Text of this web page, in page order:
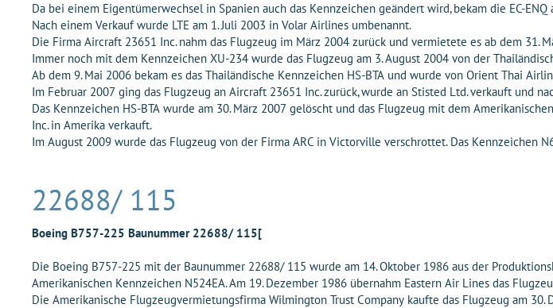
Da bei einem Eigentümerwechsel in Spanien auch das Kennzeichen geändert wird, bekam die EC-
Nach einem Verkauf wurde LTE am 1. Juli 2003 in Volar Airlines umbenannt.
Die Firma Aircraft 23651 Inc. nahm das Flugzeug im März 2004 zurück und vermietete es ab dem 31.
Immer noch mit dem Kennzeichen XU-234 wurde das Flugzeug am 3. August 2004 von der
Ab dem 9. Mai 2006 bekam es das Thailändische Kennzeichen HS-BTA und wurde von Orient Thai
Im Februar 2007 ging das Flugzeug an Aircraft 23651 Inc. zurück, wurde an Stisted Ltd. verkauft und
Das Kennzeichen HS-BTA wurde am 30. März 2007 gelöscht und das Flugzeug mit dem
Inc. in Amerika verkauft.
Im August 2009 wurde das Flugzeug von der Firma ARC in Victorville verschrottet. Das Kennzeichen
22688/ 115
Boeing B757-225 Baunummer 22688/ 115[
Die Boeing B757-225 mit der Baunummer 22688/ 115 wurde am 14. Oktober 1986 aus der
Amerikanischen Kennzeichen N524EA. Am 19. Dezember 1986 übernahm Eastern Air Lines das
Die Amerikanische Flugzeugvermietungsfirma Wilmington Trust Company kaufte das Flugzeug am